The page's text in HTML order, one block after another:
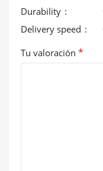
Durability
Delivery speed
Tu valoración *